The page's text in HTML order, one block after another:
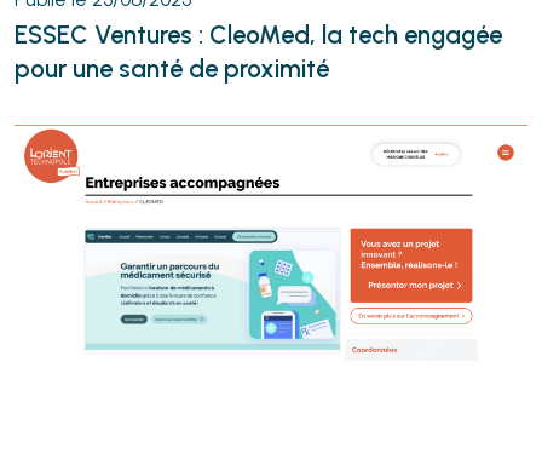
ESSEC Ventures : CleoMed, la tech engagée
pour une santé de proximité